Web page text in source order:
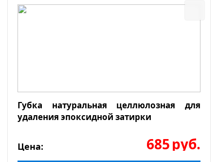
Губка натуральная целлюлозная для
удаления эпоксидной затирки
Цена: 685руб.